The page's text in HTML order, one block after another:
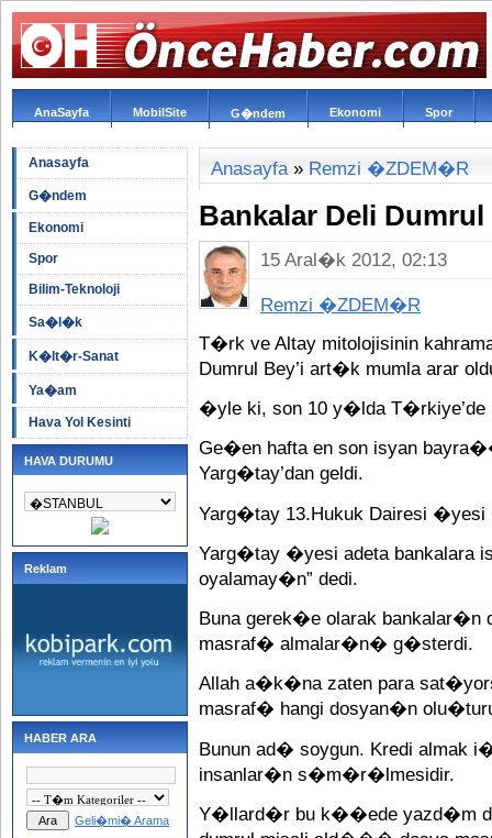
AnaSayfa MobilSite G�ndem Ekonomi Spor
Anasayfa
G�ndem
Ekonomi
Spor
Bilim-Teknoloji
Sa�l�k
K�lt�r-Sanat
Ya�am
Hava Yol Kesinti
HAVA DURUMU
Reklam
HABER ARA
Geli�mi� Arama
Anasayfa» Remzi �ZDEM�R
Bankalar Deli Dumrul
15 Aral�k 2012, 02:13
Remzi �ZDEM�R
T�rk ve Altay mitolojisinin
Dumrul Bey’i art�k mumla arar
�yle ki, son 10 y�lda T�rkiye’de
Ge�en hafta en son isyan
Yarg�tay’dan geldi.
Yarg�tay 13.Hukuk Dairesi
Yarg�tay �yesi adeta bankalara
oyalamay�n” dedi.
Buna gerek�e olarak bankalar�n
masraf� almalar�n� g�sterdi.
Allah a�k�na zaten para
masraf� hangi dosyan�n
Bunun ad� soygun. Kredi
insanlar�n s�m�r�lmesidir.
Y�llard�r bu k��ede yazd�m